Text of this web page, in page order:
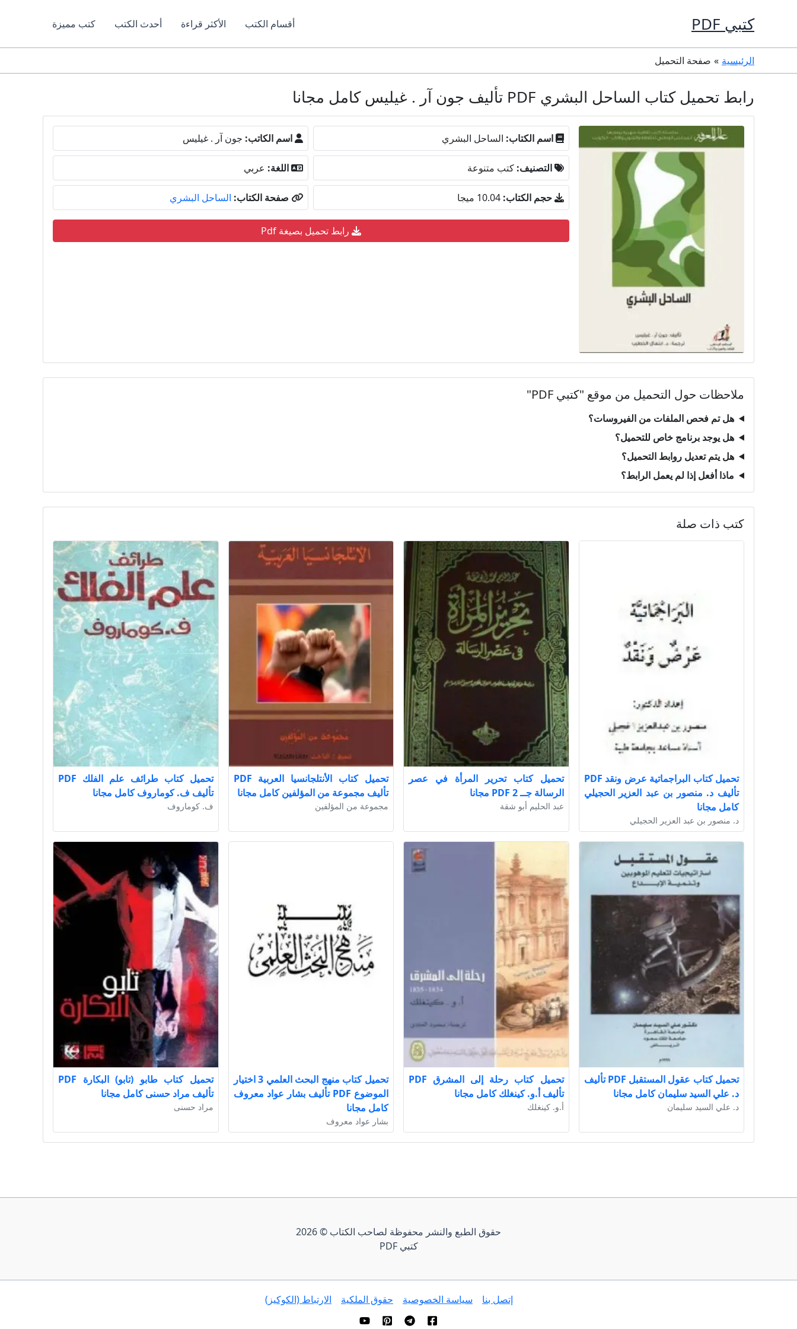
كتبي PDF أقسام الكتب الأكثر قراءة أحدث الكتب كتب مميزة
الرئيسية صفحة التحميل
رابط تحميل كتاب الساحل البشري PDF تأليف جون آر . غيليس كامل مجانا
اسم الكتاب: الساحل البشري اسم الكاتب: جون آر . غيليس
التصنيف: كتب متنوعة اللغة: عربي
حجم الكتاب: 10.04 ميجا صفحة الكتاب: الساحل البشري
رابط تحميل بصيغة Pdf
ملاحظات حول التحميل من موقع "كتبي PDF"
هل تم فحص الملفات من الفيروسات؟
هل يوجد برنامج خاص للتحميل؟
هل يتم تعديل روابط التحميل؟
ماذا أفعل إذا لم يعمل الرابط؟
كتب ذات صلة
تحميل كتاب البراجماتية عرض ونقد PDF
تأليف د. منصور بن عبد العزير الحجيلي
كامل مجانا
د. منصور بن عبد العزير الحجيلي
تحميل كتاب تحرير المرأة في عصر
الرسالة جــ 2 PDF مجانا
عبد الحليم أبو شقة
تحميل كتاب الأنتلجانسيا العربية PDF
تأليف مجموعة من المؤلفين كامل مجانا
مجموعة من المؤلفين
تحميل كتاب طرائف علم الفلك PDF
تأليف ف. كوماروف كامل مجانا
ف. كوماروف
تحميل كتاب عقول المستقبل PDF تأليف
د. علي السيد سليمان كامل مجانا
د. علي السيد سليمان
تحميل كتاب رحلة إلى المشرق PDF
تأليف أ.و. كينغلك كامل مجانا
أ.و. كينغلك
تحميل كتاب منهج البحث العلمي 3 اختيار
الموضوع PDF تأليف بشار عواد معروف
كامل مجانا
بشار عواد معروف
تحميل كتاب طابو (تابو) البكارة PDF
تأليف مراد حسنى كامل مجانا
مراد حسنى
حقوق الطبع والنشر محفوظة لصاحب الكتاب © 2026
كتبي PDF
إتصل بنا سياسة الخصوصية حقوق الملكية الارتباط (الكوكيز)